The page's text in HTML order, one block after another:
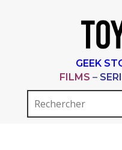
GEEK
FILMS –